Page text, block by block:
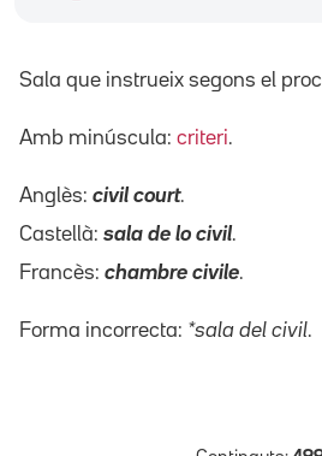
Sala que instrueix segons el
Amb minúscula: criteri.
Anglès: civil court.
Castellà: sala de lo civil.
Francès: chambre civile.
Forma incorrecta: *sala del civil.